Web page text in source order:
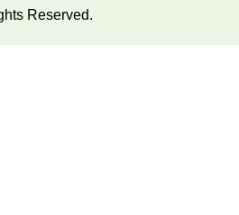
Reserved.